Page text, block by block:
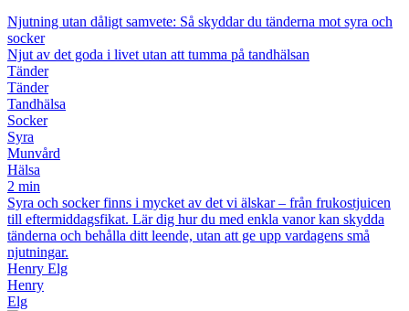
Njutning utan dåligt samvete: Så skyddar du tänderna mot syra och
socker
Njut av det goda i livet utan att tumma på tandhälsan
Tänder
Tänder
Tandhälsa
Socker
Syra
Munvård
Hälsa
2 min
Syra och socker finns i mycket av det vi älskar – från frukostjuicen
till eftermiddagsfikat. Lär dig hur du med enkla vanor kan skydda
tänderna och behålla ditt leende, utan att ge upp vardagens små
njutningar.
Henry Elg
Henry
Elg